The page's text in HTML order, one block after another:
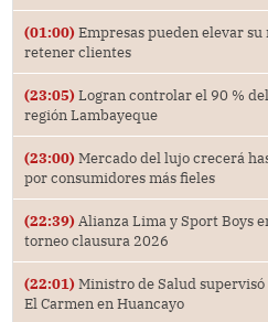
(01:00) Empresas pueden elevar
retener clientes
(23:05) Logran controlar el 90 %
región Lambayeque
(23:00) Mercado del lujo crecerá
por consumidores más fieles
(22:39) Alianza Lima y Sport Boys
torneo clausura 2026
(22:01) Ministro de Salud
El Carmen en Huancayo